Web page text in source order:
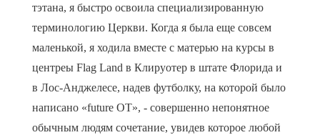
тэтана, я быстро освоила специализированную
терминологию Церкви. Когда я была еще совсем
маленькой, я ходила вместе с матерью на курсы в
центреы Flag Land в Клируотер в штате Флорида и
в Лос-Анджелесе, надев футболку, на которой было
написано «future OT», - совершенно непонятное
обычным людям сочетание, увидев которое любой